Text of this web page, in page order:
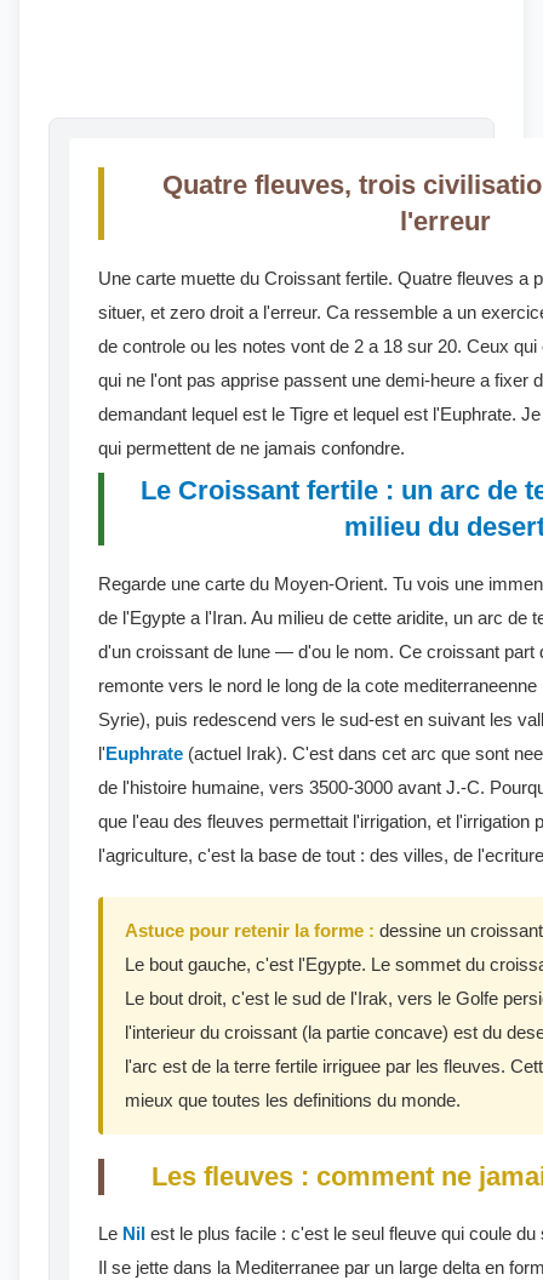
Quatre fleuves, trois
l'erreur
Une carte muette du Croissant fertile. Quatre fleuves a
situer, et zero droit a l'erreur. Ca ressemble a un
de controle ou les notes vont de 2 a 18 sur 20. Ceux
qui ne l'ont pas apprise passent une demi-heure a fixer
demandant lequel est le Tigre et lequel est l'Euphrate.
qui permettent de ne jamais confondre.
Le Croissant fertile : un arc de
milieu du
Regarde une carte du Moyen-Orient. Tu vois une
de l'Egypte a l'Iran. Au milieu de cette aridite, un arc de
d'un croissant de lune — d'ou le nom. Ce croissant part
remonte vers le nord le long de la cote
Syrie), puis redescend vers le sud-est en suivant les
l'Euphrate (actuel Irak). C'est dans cet arc que sont
de l'histoire humaine, vers 3500-3000 avant J.-C.
que l'eau des fleuves permettait l'irrigation, et l'irrigation
l'agriculture, c'est la base de tout : des villes, de
Astuce pour retenir la forme : dessine un
Le bout gauche, c'est l'Egypte. Le sommet du
Le bout droit, c'est le sud de l'Irak, vers le Golfe
l'interieur du croissant (la partie concave) est du
l'arc est de la terre fertile irriguee par les fleuves.
mieux que toutes les definitions du monde.
Les fleuves : comment ne
Le Nil est le plus facile : c'est le seul fleuve qui coule
Il se jette dans la Mediterranee par un large delta en